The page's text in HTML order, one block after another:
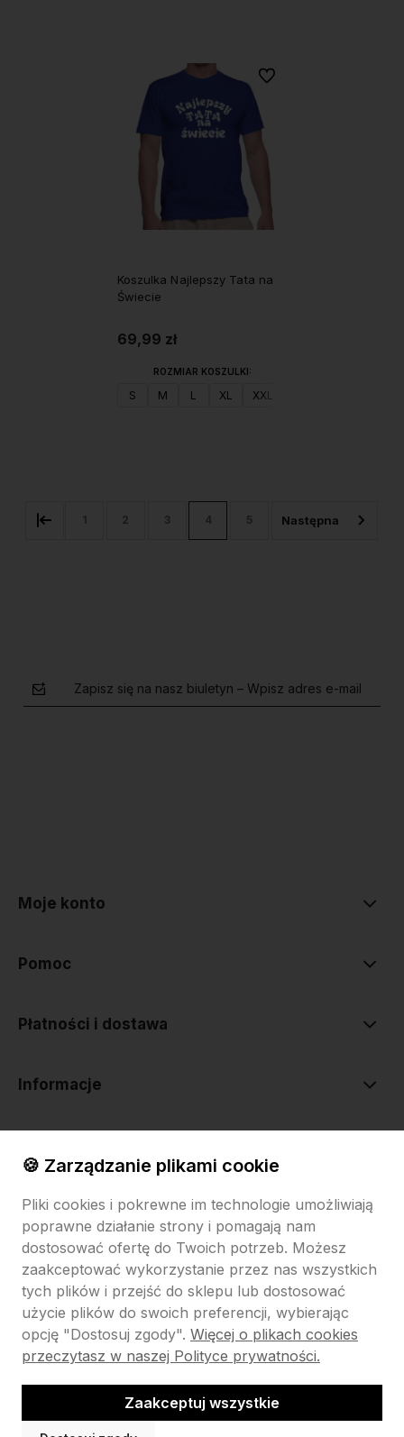
Pokaż filtry
Koszulka Najlepszy Tata na
Świecie
69,99 zł
ROZMIAR KOSZULKI:
S M L XL XXL
Do ulubionych
1 2 3 4 5
Zapisz się na nasz biuletyn – Wpisz adres e-mail
Moje konto
Pomoc
Płatności i dostawa
Informacje
Sklep internetowy Shoper.pl Szablon Shoper Modern 3.0™
GrowCommerce
🍪 Zarządzanie plikami cookie
Pliki cookies i pokrewne im technologie umożliwiają
poprawne działanie strony i pomagają nam
dostosować ofertę do Twoich potrzeb. Możesz
zaakceptować wykorzystanie przez nas wszystkich
tych plików i przejść do sklepu lub dostosować
użycie plików do swoich preferencji, wybierając
opcję "Dostosuj zgody". Więcej o plikach cookies
przeczytasz w naszej Polityce prywatności.
Zaakceptuj wszystkie